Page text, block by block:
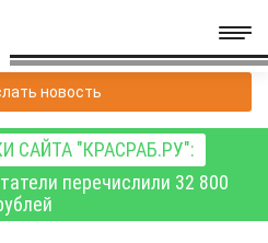
новость
САЙТА "КРАСРАБ.РУ":
перечислили 32 800